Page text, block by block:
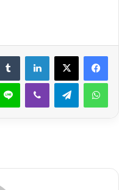
لينكدإن
واتساب تيلقرام ڤايبر